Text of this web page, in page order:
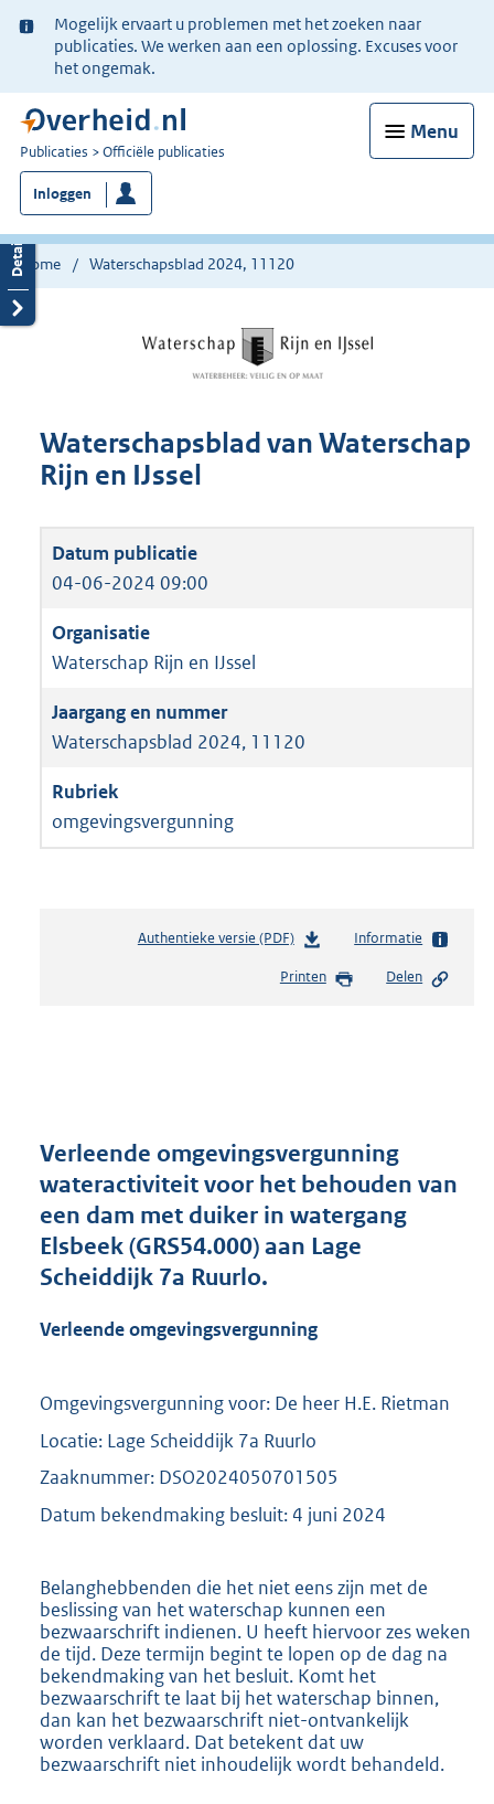
Ter
informatie:
Mogelijk ervaart u problemen met het zoeken naar
publicaties. We werken aan een oplossing. Excuses voor
het ongemak.
Menu
U
bent
nu
hier:
Publicaties Officiële publicaties
Inloggen
Home Waterschapsblad 2024, 11120
Waterschapsblad van Waterschap
Rijn en IJssel
04-06-2024 09:00
Waterschap Rijn en IJssel
Waterschapsblad 2024, 11120
omgevingsvergunning
Authentieke versie (PDF)b
s
r
o
t
t
1
b
Informatie
Printen Delen
Verleende omgevingsvergunning
wateractiviteit voor het behouden van
een dam met duiker in watergang
Elsbeek (GRS54.000) aan Lage
Scheiddijk 7a Ruurlo.
Verleende omgevingsvergunning
Omgevingsvergunning voor: De heer H.E. Rietman
Locatie: Lage Scheiddijk 7a Ruurlo
Zaaknummer: DSO2024050701505
Datum bekendmaking besluit: 4 juni 2024
Belanghebbenden die het niet eens zijn met de
beslissing van het waterschap kunnen een
bezwaarschrift indienen. U heeft hiervoor zes weken
de tijd. Deze termijn begint te lopen op de dag na
bekendmaking van het besluit. Komt het
bezwaarschrift te laat bij het waterschap binnen,
dan kan het bezwaarschrift niet-ontvankelijk
worden verklaard. Dat betekent dat uw
bezwaarschrift niet inhoudelijk wordt behandeld.